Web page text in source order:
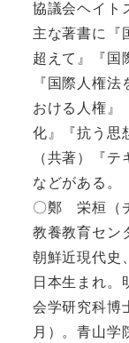
協議会ヘイト
主な著書に『
超えて』『国
『国際人権
おける人権』
化』『抗う思
（共著）『
などがある。
〇鄭 栄桓（
教養教育セン
朝鮮近現代史
日本生まれ。
会学研究科博
月）。青山学